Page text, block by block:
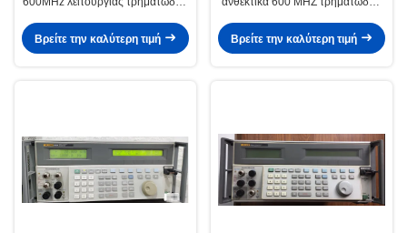
Βρείτε την καλύτερη τιμή
Βρείτε την καλύτερη τιμή